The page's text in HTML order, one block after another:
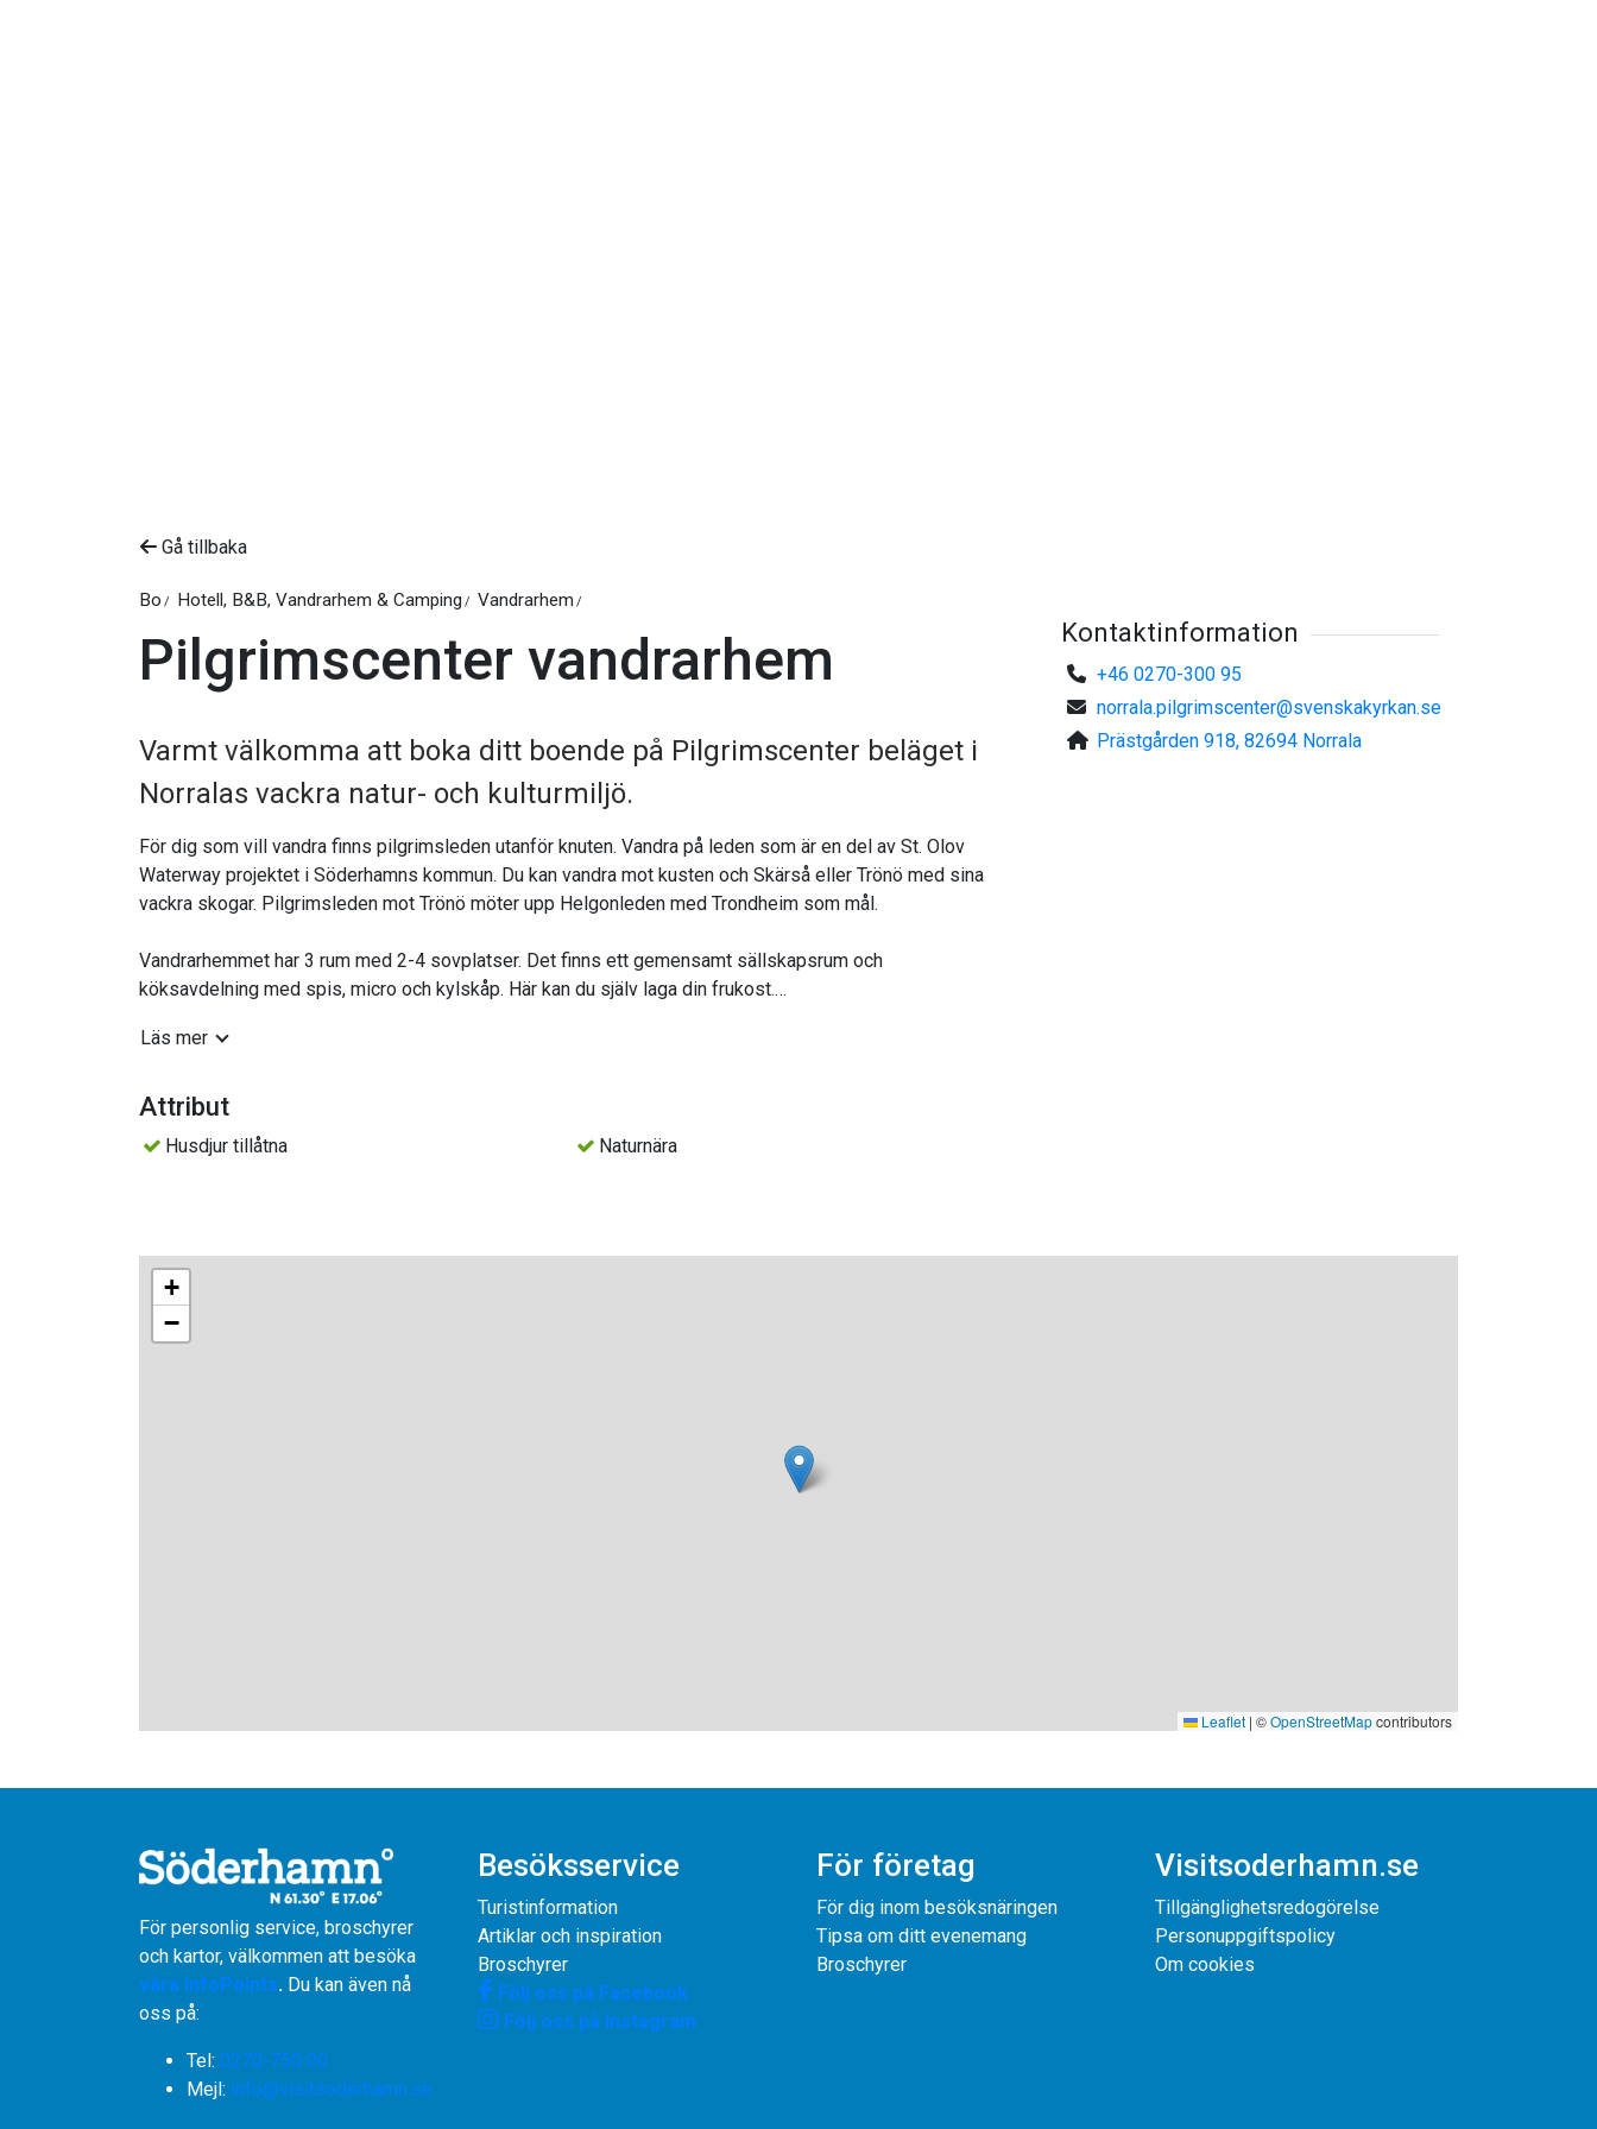
Gå tillbaka
Bo Hotell, B&B, Vandrarhem & Camping Vandrarhem
Pilgrimscenter vandrarhem
Varmt välkomma att boka ditt boende på Pilgrimscenter beläget i
Norralas vackra natur- och kulturmiljö.
För dig som vill vandra finns pilgrimsleden utanför knuten. Vandra på leden som är en del av St. Olov
Waterway projektet i Söderhamns kommun. Du kan vandra mot kusten och Skärså eller Trönö med sina
vackra skogar. Pilgrimsleden mot Trönö möter upp Helgonleden med Trondheim som mål.
Vandrarhemmet har 3 rum med 2-4 sovplatser. Det finns ett gemensamt sällskapsrum och
köksavdelning med spis, micro och kylskåp. Här kan du själv laga din frukost.
På vandrarhemmet ansvarar du själv för städning och håller själv med handdukar och lakan. Du kan även
350 kr/person och natt, barn upp till 12 år bor gratis.
För att bokningen ska vara giltig, invänta bekräftelse.
Läs mer
Attribut
Husdjur tillåtna Naturnära
Kontaktinformation
+46 0270-300 95
norrala.pilgrimscenter@svenskakyrkan.se
Prästgården 918, 82694 Norrala
+
−
Leaflet | ©OpenStreetMapcontributors
För personlig service, broschyrer
och kartor, välkommen att besöka
våra InfoPoints. Du kan även nå
oss på:
Tel: 0270-750 00
​​​​​​​Mejl: info@visitsoderhamn.se
Besöksservice
Turistinformation
Artiklar och inspiration
Broschyrer
Följ oss på Facebook
Följ oss på Instagram
För företag
För dig inom besöksnäringen
Tipsa om ditt evenemang
Broschyrer
Visitsoderhamn.se
Tillgänglighetsredogörelse
Personuppgiftspolicy
Om cookies